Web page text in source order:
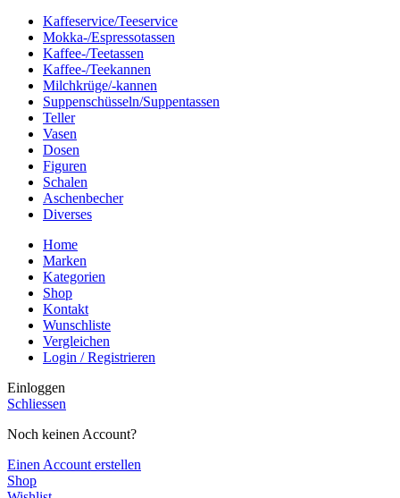
Kaffeservice/Teeservice
Mokka-/Espressotassen
Kaffee-/Teetassen
Kaffee-/Teekannen
Milchkrüge/-kannen
Suppenschüsseln/Suppentassen
Teller
Vasen
Dosen
Figuren
Schalen
Aschenbecher
Diverses
Home
Marken
Kategorien
Shop
Kontakt
Wunschliste
Vergleichen
Login / Registrieren
Einloggen
Schliessen
Noch keinen Account?
Einen Account erstellen
Shop